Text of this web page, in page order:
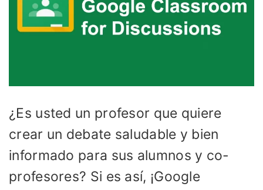
¿Es usted un profesor que quiere
crear un debate saludable y bien
informado para sus alumnos y co-
profesores? Si es así, ¡Google